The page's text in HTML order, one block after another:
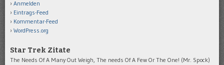
Anmelden
Eintrags-Feed
Kommentar-Feed
WordPress.org
Star Trek Zitate
The Needs Of A Many Out Weigh, The needs Of A Few Or The One! (Mr. Spock)